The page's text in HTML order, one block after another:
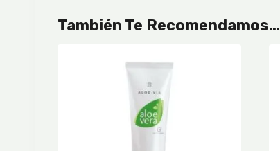
También Te Recomendamos…